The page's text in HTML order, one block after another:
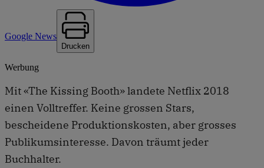
Google News
Drucken
Werbung
Mit «The Kissing Booth» landete Netflix 2018
einen Volltreffer. Keine grossen Stars,
bescheidene Produktionskosten, aber grosses
Publikumsinteresse. Davon träumt jeder
Buchhalter.